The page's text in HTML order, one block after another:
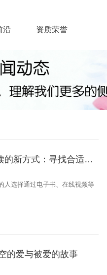
沿 资质荣誉
免费虫虫漫画在线阅读入口：免费漫画阅读的新方式：寻找合适的漫画软件
人选择通过电子书、在线视频等
的爱与被爱的故事